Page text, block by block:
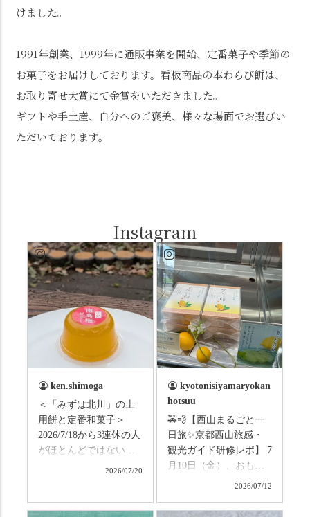
けました。
1991年創業、1999年に通販事業を開始、定番菓子や季節の
お菓子をお届けしております。看板商品の本わらび餅は、
お取り寄せ大賞にて金賞をいただきました。
ギフトや手土産、自分へのご褒美、様々な場面でお選びい
ただいております。
Instagram
ken.shimoga
＜「みずは北川」の土
用餅と定番和菓子＞
2026/7/18から3連休の人
がほとんどではないか
ものすごい暑さが続き
2026/07/20
kyotonisiyamaryokan
hotsuu
🚕💨【西山まるごと一
日旅✨京都西山旅感・
観光ガイド研修レポ】 7
月10日（金）、おもて
西山の魅力をぎゅっと
2026/07/12